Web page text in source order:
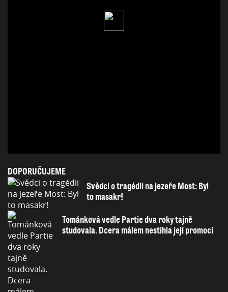
DOPORUČUJEME
Svědci o tragédii na jezeře Most: Byl
to masakr!
Tománková vedle Partie dva roky tajně
studovala. Dcera málem nestihla její promoci